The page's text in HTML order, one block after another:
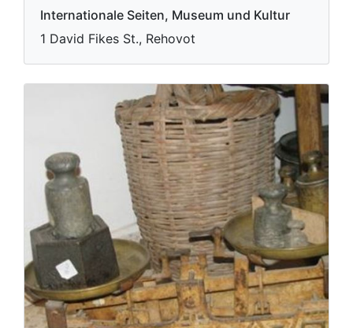
Internationale Seiten, Museum und Kultur
1 David Fikes St., Rehovot